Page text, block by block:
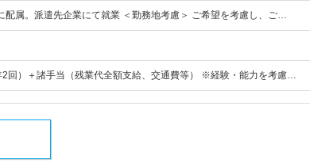
配属。派遣先企業にて就業 ＜勤務地考慮＞ ご希望を考慮し、ご…
回）＋諸手当（残業代全額支給、交通費等） ※経験・能力を考慮…